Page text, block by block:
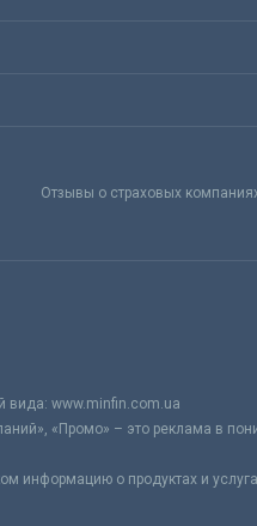
Отзывы о страховых
вида: www.minfin.com.ua
«Промо» – это реклама в
информацию о продуктах и